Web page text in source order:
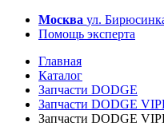
Москва ул.
Помощь эксперта
Главная
Каталог
Запчасти DODGE
Запчасти DODGE
Запчасти DODGE